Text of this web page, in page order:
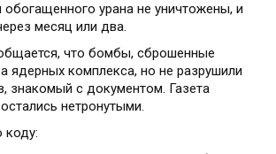
урана не уничтожены, и
месяц или два.
что бомбы, сброшенные
ядерных комплекса, но не разрушили
знакомый с документом. Газета
нетронутыми.
коду: